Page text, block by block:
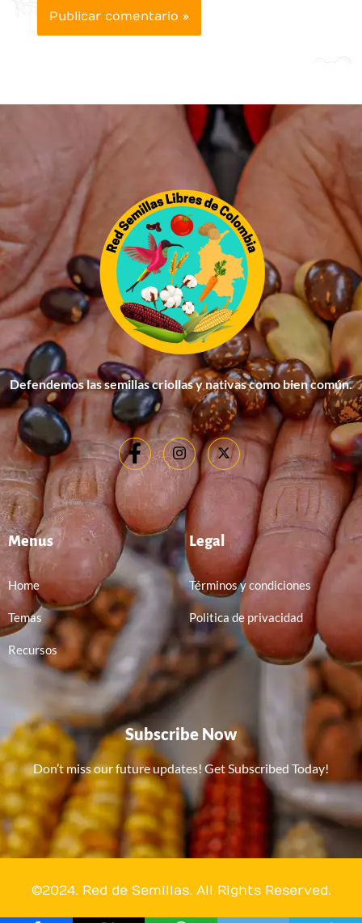
Defendemos las semillas criollas y nativas como bien común.
Menus
Home
Temas
Recursos
Legal
Términos y condiciones
Politica de privacidad
Subscribe Now
Don’t miss our future updates! Get Subscribed Today!
©2024. Red de Semillas. All Rights Reserved.